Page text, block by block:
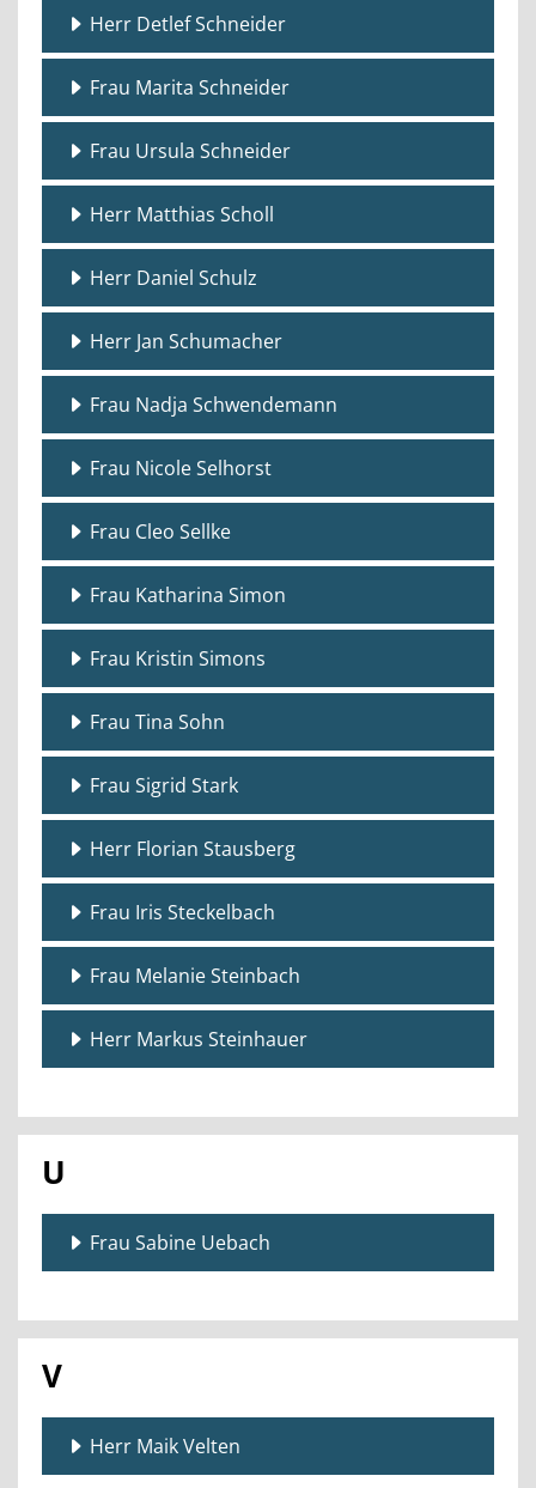
Herr Detlef Schneider
Frau Marita Schneider
Frau Ursula Schneider
Herr Matthias Scholl
Herr Daniel Schulz
Herr Jan Schumacher
Frau Nadja Schwendemann
Frau Nicole Selhorst
Frau Cleo Sellke
Frau Katharina Simon
Frau Kristin Simons
Frau Tina Sohn
Frau Sigrid Stark
Herr Florian Stausberg
Frau Iris Steckelbach
Frau Melanie Steinbach
Herr Markus Steinhauer
U
Frau Sabine Uebach
V
Herr Maik Velten